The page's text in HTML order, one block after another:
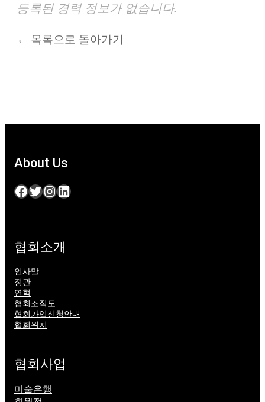
등록된 경력 정보가 없습니다.
← 목록으로 돌아가기
About Us
Facebook Twitter InstagramLinkedIn
협회소개
인사말
정관
연혁
협회조직도
협회가입신청안내
협회위치
협회사업
미술은행